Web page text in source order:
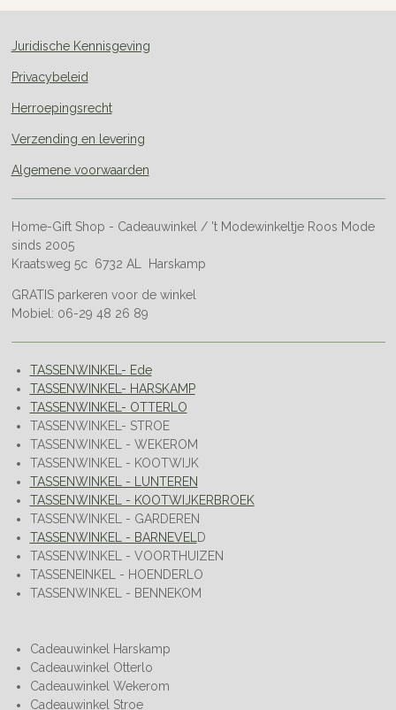
Juridische Kennisgeving
Privacybeleid
Herroepingsrecht
Verzending en levering
Algemene voorwaarden
Home-Gift Shop - Cadeauwinkel / 't Modewinkeltje Roos Mode
sinds 2005
Kraatsweg 5c 6732 AL Harskamp
GRATIS parkeren voor de winkel
Mobiel: 06-29 48 26 89
TASSENWINKEL- Ede
TASSENWINKEL- HARSKAMP
TASSENWINKEL- OTTERLO
TASSENWINKEL- STROE
TASSENWINKEL - WEKEROM
TASSENWINKEL - KOOTWIJK
TASSENWINKEL - LUNTEREN
TASSENWINKEL - KOOTWIJKERBROEK
TASSENWINKEL - GARDEREN
TASSENWINKEL - BARNEVELD
TASSENWINKEL - VOORTHUIZEN
TASSENEINKEL - HOENDERLO
TASSENWINKEL - BENNEKOM
Cadeauwinkel Harskamp
Cadeauwinkel Otterlo
Cadeauwinkel Wekerom
Cadeauwinkel Stroe